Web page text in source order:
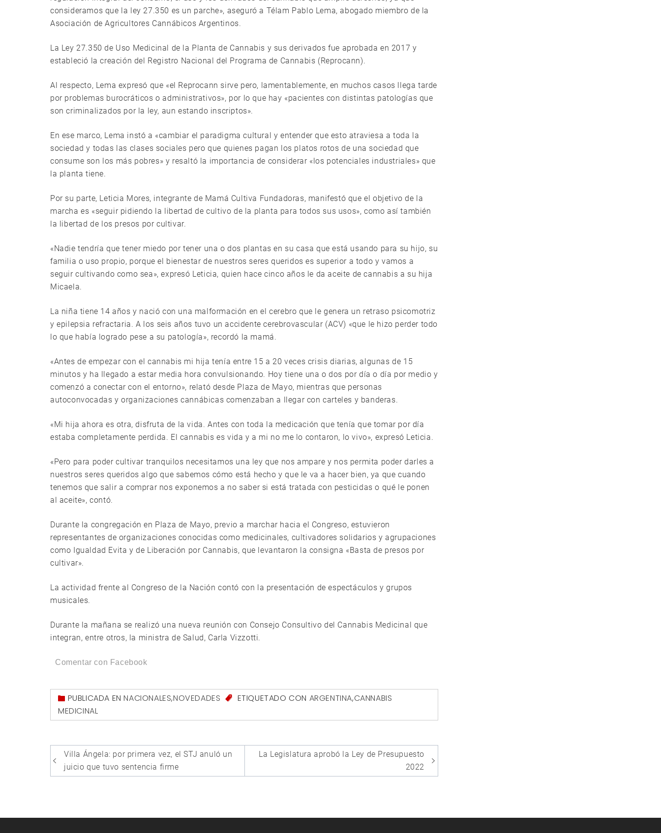
consideramos que la ley 27.350 es un parche», aseguró a Télam Pablo Lema, abogado miembro de la
Asociación de Agricultores Cannábicos Argentinos.
La Ley 27.350 de Uso Medicinal de la Planta de Cannabis y sus derivados fue aprobada en 2017 y
estableció la creación del Registro Nacional del Programa de Cannabis (Reprocann).
Al respecto, Lema expresó que «el Reprocann sirve pero, lamentablemente, en muchos casos llega tarde
por problemas burocráticos o administrativos», por lo que hay «pacientes con distintas patologías que
son criminalizados por la ley, aun estando inscriptos».
En ese marco, Lema instó a «cambiar el paradigma cultural y entender que esto atraviesa a toda la
sociedad y todas las clases sociales pero que quienes pagan los platos rotos de una sociedad que
consume son los más pobres» y resaltó la importancia de considerar «los potenciales industriales» que
la planta tiene.
Por su parte, Leticia Mores, integrante de Mamá Cultiva Fundadoras, manifestó que el objetivo de la
marcha es «seguir pidiendo la libertad de cultivo de la planta para todos sus usos», como así también
la libertad de los presos por cultivar.
«Nadie tendría que tener miedo por tener una o dos plantas en su casa que está usando para su hijo, su
familia o uso propio, porque el bienestar de nuestros seres queridos es superior a todo y vamos a
seguir cultivando como sea», expresó Leticia, quien hace cinco años le da aceite de cannabis a su hija
Micaela.
La niña tiene 14 años y nació con una malformación en el cerebro que le genera un retraso psicomotriz
y epilepsia refractaria. A los seis años tuvo un accidente cerebrovascular (ACV) «que le hizo perder todo
lo que había logrado pese a su patología», recordó la mamá.
«Antes de empezar con el cannabis mi hija tenía entre 15 a 20 veces crisis diarias, algunas de 15
minutos y ha llegado a estar media hora convulsionando. Hoy tiene una o dos por día o día por medio y
comenzó a conectar con el entorno», relató desde Plaza de Mayo, mientras que personas
autoconvocadas y organizaciones cannábicas comenzaban a llegar con carteles y banderas.
«Mi hija ahora es otra, disfruta de la vida. Antes con toda la medicación que tenía que tomar por día
estaba completamente perdida. El cannabis es vida y a mi no me lo contaron, lo vivo», expresó Leticia.
«Pero para poder cultivar tranquilos necesitamos una ley que nos ampare y nos permita poder darles a
nuestros seres queridos algo que sabemos cómo está hecho y que le va a hacer bien, ya que cuando
tenemos que salir a comprar nos exponemos a no saber si está tratada con pesticidas o qué le ponen
al aceite», contó.
Durante la congregación en Plaza de Mayo, previo a marchar hacia el Congreso, estuvieron
representantes de organizaciones conocidas como medicinales, cultivadores solidarios y agrupaciones
como Igualdad Evita y de Liberación por Cannabis, que levantaron la consigna «Basta de presos por
cultivar».
La actividad frente al Congreso de la Nación contó con la presentación de espectáculos y grupos
musicales.
Durante la mañana se realizó una nueva reunión con Consejo Consultivo del Cannabis Medicinal que
integran, entre otros, la ministra de Salud, Carla Vizzotti.
Comentar con Facebook
PUBLICADA ENNACIONALES,NOVEDADES ETIQUETADO CON ARGENTINA,CANNABIS
MEDICINAL
Navegación
de
Villa Ángela: por primera vez, el STJ anuló un
juicio que tuvo sentencia firme
La Legislatura aprobó la Ley de Presupuesto
2022